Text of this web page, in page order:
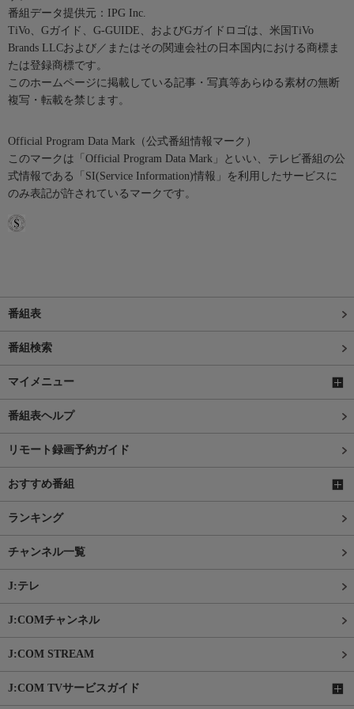
番組データ提供元：IPG Inc.
TiVo、Gガイド、G-GUIDE、およびGガイドロゴは、米国TiVo
Brands LLCおよび／またはその関連会社の日本国内における商標ま
たは登録商標です。
このホームページに掲載している記事・写真等あらゆる素材の無断
複写・転載を禁じます。
Official Program Data Mark（公式番組情報マーク）
このマークは「Official Program Data Mark」といい、テレビ番組の公
式情報である「SI(Service Information)情報」を利用したサービスに
のみ表記が許されているマークです。
番組表
番組検索
マイメニュー
番組表ヘルプ
リモート録画予約ガイド
おすすめ番組
ランキング
チャンネル一覧
J:テレ
J:COMチャンネル
J:COM STREAM
J:COM TVサービスガイド